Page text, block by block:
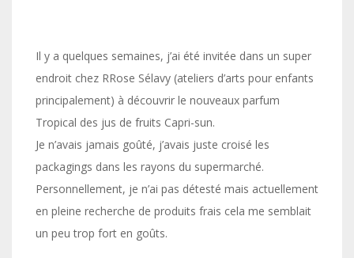
Il y a quelques semaines, j’ai été invitée dans un super
endroit chez RRose Sélavy (ateliers d’arts pour enfants
principalement) à découvrir le nouveaux parfum
Tropical des jus de fruits Capri-sun.
Je n’avais jamais goûté, j’avais juste croisé les
packagings dans les rayons du supermarché.
Personnellement, je n’ai pas détesté mais actuellement
en pleine recherche de produits frais cela me semblait
un peu trop fort en goûts.